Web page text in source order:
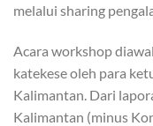
melalui sharing
Acara workshop
katekese oleh para
Kalimantan. Dari
Kalimantan (minus